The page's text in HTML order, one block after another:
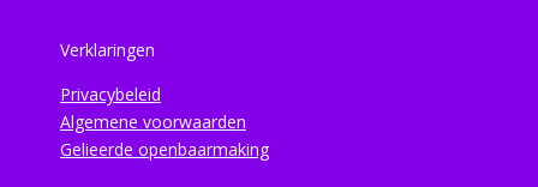
Verklaringen
Privacybeleid
Algemene voorwaarden
Gelieerde openbaarmaking